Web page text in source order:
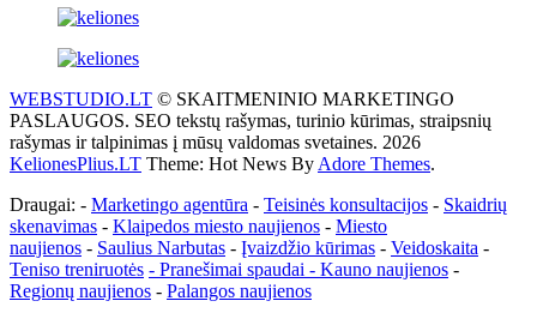
WEBSTUDIO.LT © SKAITMENINIO MARKETINGO
PASLAUGOS. SEO tekstų rašymas, turinio kūrimas, straipsnių
rašymas ir talpinimas į mūsų valdomas svetaines. 2026
KelionesPlius.LT Theme: Hot News By Adore Themes.
Draugai: - Marketingo agentūra - Teisinės konsultacijos - Skaidrių
skenavimas - Klaipedos miesto naujienos - Miesto
naujienos - Saulius Narbutas - Įvaizdžio kūrimas - Veidoskaita -
Teniso treniruotės - Pranešimai spaudai - Kauno naujienos -
Regionų naujienos - Palangos naujienos